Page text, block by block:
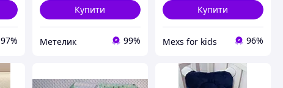
97%
Купити
Метелик 99%
Купити
Mexs for kids 96%